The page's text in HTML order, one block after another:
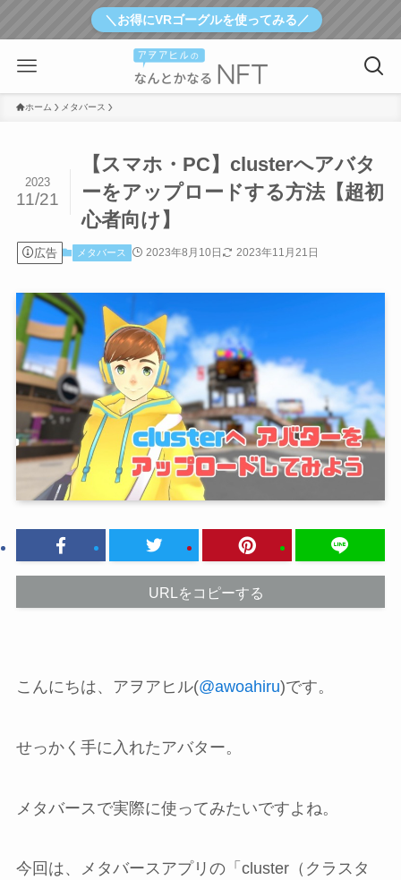
＼お得にVRゴーグルを使ってみる／
ホーム メタバース
【スマホ・PC】clusterへアバタ
ーをアップロードする方法【超初
心者向け】
2023
11/21
広告 メタバース 2023年8月10日 2023年11月21日
URLをコピーする
こんにちは、アヲアヒル(@awoahiru)です。
せっかく手に入れたアバター。
メタバースで実際に使ってみたいですよね。
今回は、メタバースアプリの「cluster（クラスタ